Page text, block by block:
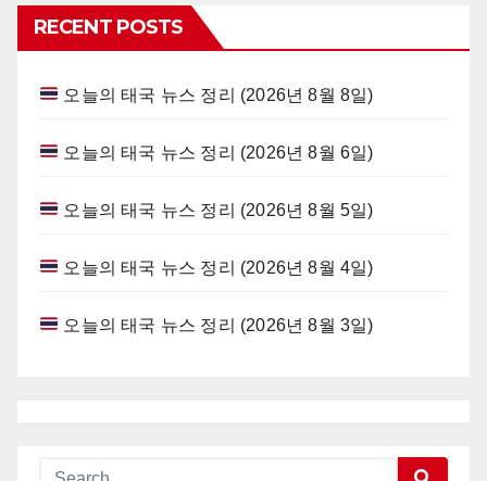
RECENT POSTS
오늘의 태국 뉴스 정리 (2026년 8월 8일)
오늘의 태국 뉴스 정리 (2026년 8월 6일)
오늘의 태국 뉴스 정리 (2026년 8월 5일)
오늘의 태국 뉴스 정리 (2026년 8월 4일)
오늘의 태국 뉴스 정리 (2026년 8월 3일)